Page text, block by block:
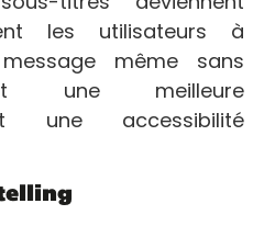
les utilisateurs à
même sans
une meilleure
une accessibilité